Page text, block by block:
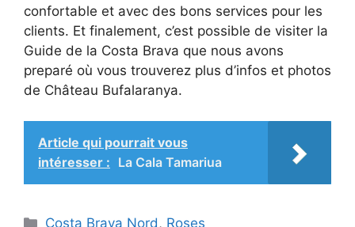
confortable et avec des bons services pour les
clients. Et finalement, c’est possible de visiter la
Guide de la Costa Brava que nous avons
preparé où vous trouverez plus d’infos et photos
de Château Bufalaranya.
Article qui pourrait vous
intéresser : La Cala Tamariua
Catégories
Costa Brava Nord , Roses